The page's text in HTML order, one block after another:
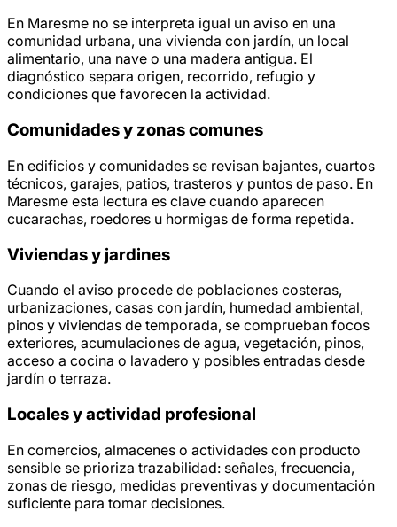
En Maresme no se interpreta igual un aviso en una
comunidad urbana, una vivienda con jardín, un local
alimentario, una nave o una madera antigua. El
diagnóstico separa origen, recorrido, refugio y
condiciones que favorecen la actividad.
Comunidades y zonas comunes
En edificios y comunidades se revisan bajantes, cuartos
técnicos, garajes, patios, trasteros y puntos de paso. En
Maresme esta lectura es clave cuando aparecen
cucarachas, roedores u hormigas de forma repetida.
Viviendas y jardines
Cuando el aviso procede de poblaciones costeras,
urbanizaciones, casas con jardín, humedad ambiental,
pinos y viviendas de temporada, se comprueban focos
exteriores, acumulaciones de agua, vegetación, pinos,
acceso a cocina o lavadero y posibles entradas desde
jardín o terraza.
Locales y actividad profesional
En comercios, almacenes o actividades con producto
sensible se prioriza trazabilidad: señales, frecuencia,
zonas de riesgo, medidas preventivas y documentación
suficiente para tomar decisiones.